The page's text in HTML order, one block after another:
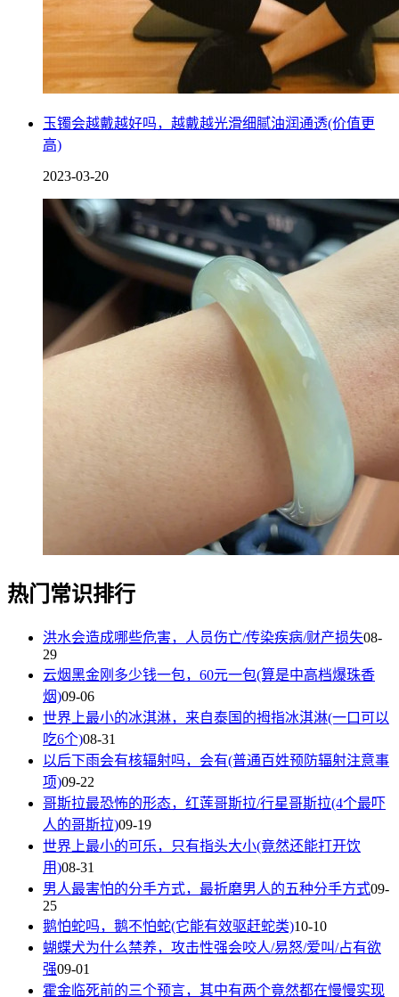
玉镯会越戴越好吗，越戴越光滑细腻油润通透(价值更
高)
2023-03-20
热门常识排行
洪水会造成哪些危害，人员伤亡/传染疾病/财产损失08-
29
云烟黑金刚多少钱一包，60元一包(算是中高档爆珠香
烟)09-06
世界上最小的冰淇淋，来自泰国的拇指冰淇淋(一口可以
吃6个)08-31
以后下雨会有核辐射吗，会有(普通百姓预防辐射注意事
项)09-22
哥斯拉最恐怖的形态，红莲哥斯拉/行星哥斯拉(4个最吓
人的哥斯拉)09-19
世界上最小的可乐，只有指头大小(竟然还能打开饮
用)08-31
男人最害怕的分手方式，最折磨男人的五种分手方式09-
25
鹅怕蛇吗，鹅不怕蛇(它能有效驱赶蛇类)10-10
蝴蝶犬为什么禁养，攻击性强会咬人/易怒/爱叫/占有欲
强09-01
霍金临死前的三个预言，其中有两个竟然都在慢慢实现